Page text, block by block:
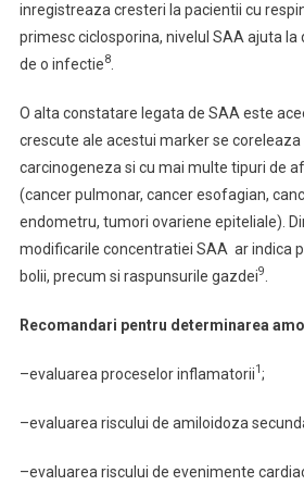
inregistreaza cresteri la pacientii cu
primesc ciclosporina, nivelul SAA ajuta
de o infectie8.
O alta constatare legata de SAA este
crescute ale acestui marker se coreleaza
carcinogeneza si cu mai multe tipuri de
(cancer pulmonar, cancer esofagian,
endometru, tumori ovariene epiteliale).
modificarile concentratiei SAA ar indica
bolii, precum si raspunsurile gazdei9
Recomandari pentru determinarea
–evaluarea proceselor inflamatorii1 ;
–evaluarea riscului de amiloidoza
–evaluarea riscului de evenimente